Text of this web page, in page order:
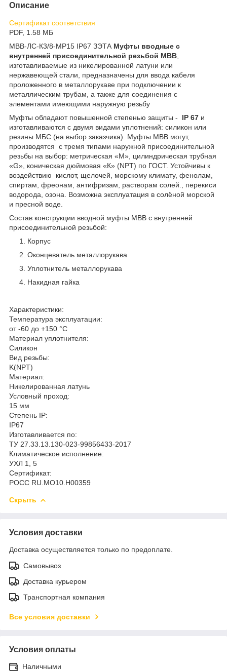
Описание
Сертификат соответствия
PDF, 1.58 МБ
МВВ-ЛС-К3/8-МР15 IP67 ЗЭТА Муфты вводные с
внутренней присоединительной резьбой МВВ
изготавливаемые из никелированной латуни или
нержавеющей стали, предназначены для ввода кабеля
проложенного в металлорукаве при подключении к
металлическим трубам, а также для соединения с
элементами имеющими наружную резьбу
Муфты обладают повышенной степенью защиты - IP 67 и
изготавливаются с двумя видами уплотнений: силикон или
резины МБС (на выбор заказчика). Муфты МВВ могут,
производятся с тремя типами наружной присоединительной
резьбы на выбор: метрическая «М», цилиндрическая трубная
«G», коническая дюймовая «К» (NPT) по ГОСТ. Устойчивы к
воздействию кислот, щелочей, морскому климату, фенолам,
спиртам, фреонам, антифризам, растворам солей., перекиси
водорода, озона. Возможна эксплуатация в солёной морской
и пресной воде.
Состав конструкции вводной муфты МВВ с внутренней
присоединительной резьбой:
Корпус
Оконцеватель металлорукава
Уплотнитель металлорукава
Накидная гайка
Характеристики:
Температура эксплуатации:
от -60 до +150 °С
Материал уплотнителя:
Силикон
Вид резьбы:
K(NPT)
Материал:
Никелированная латунь
Условный проход:
15 мм
Степень IP:
IP67
Изготавливается по:
ТУ 27.33.13.130-023-99856433-2017
Климатическое исполнение:
УХЛ 1, 5
Сертификат:
РОСС RU.MO10.H00359
Скрыть
Условия доставки
Доставка осуществляется только по предоплате.
Самовывоз
Доставка курьером
Транспортная компания
Все условия доставки
Условия оплаты
Наличными